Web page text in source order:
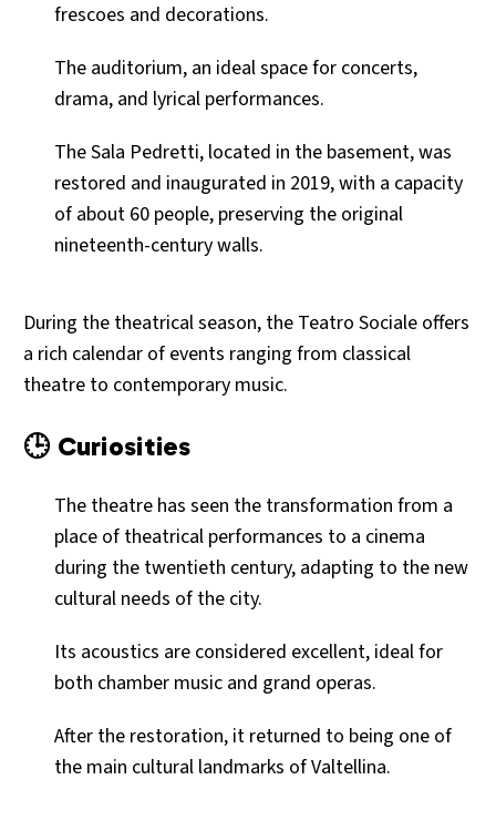
frescoes and decorations.
The auditorium, an ideal space for concerts,
drama, and lyrical performances.
The Sala Pedretti, located in the basement, was
restored and inaugurated in 2019, with a capacity
of about 60 people, preserving the original
nineteenth-century walls.
During the theatrical season, the Teatro Sociale offers
a rich calendar of events ranging from classical
theatre to contemporary music.
🕒 Curiosities
The theatre has seen the transformation from a
place of theatrical performances to a cinema
during the twentieth century, adapting to the new
cultural needs of the city.
Its acoustics are considered excellent, ideal for
both chamber music and grand operas.
After the restoration, it returned to being one of
the main cultural landmarks of Valtellina.